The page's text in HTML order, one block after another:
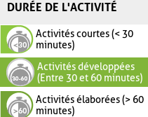
DURÉE DE L'ACTIVITÉ
Activités courtes (< 30
minutes)
Activités développées
(Entre 30 et 60 minutes)
Activités élaborées (> 60
minutes)